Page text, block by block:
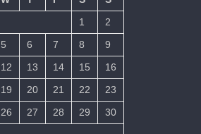
1
2
5 6 7 8
9
12 13 14 15
16
19 20 21 22
23
26 27 28 29
30